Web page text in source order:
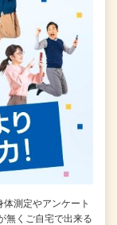
測定やアンケート
無くご自宅で出来る